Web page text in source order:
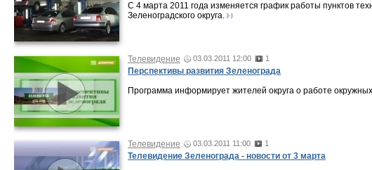
С 4 марта 2011 года изменяется график работы пунктов
Зеленоградского округа.
Телевидение 03.03.2011 12:00 1
Перспективы развития Зеленограда
Программа информирует жителей округа о работе
Телевидение 03.03.2011 11:00 1
Телевидение Зеленограда - новости от 3 марта